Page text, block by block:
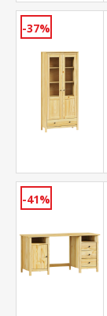
-37%
-41%